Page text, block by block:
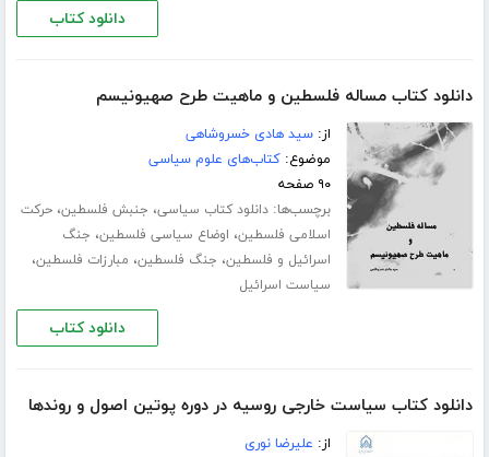
دانلود کتاب
دانلود کتاب مساله فلسطین و ماهیت طرح صهیونیسم
از:سید هادی خسروشاهی
موضوع:کتاب‌های علوم سیاسی
۹۰ صفحه
برچسب‌ها:دانلود کتاب سیاسی، جنبش فلسطین،حرکت
اسلامی فلسطین، اوضاع سیاسی فلسطین، جنگ
اسرائیل و فلسطین، جنگ فلسطین، مبارزات فلسطین،
سیاست اسرائیل
دانلود کتاب
دانلود کتاب سیاست خارجی روسیه در دوره پوتین اصول و روندها
از: علیرضا نوری